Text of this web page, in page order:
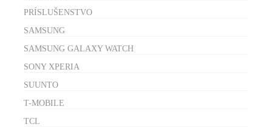
PRÍSLUŠENSTVO
SAMSUNG
SAMSUNG GALAXY WATCH
SONY XPERIA
SUUNTO
T-MOBILE
TCL